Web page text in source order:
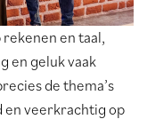
en taal,
en geluk vaak
de thema’s
en veerkrachtig op